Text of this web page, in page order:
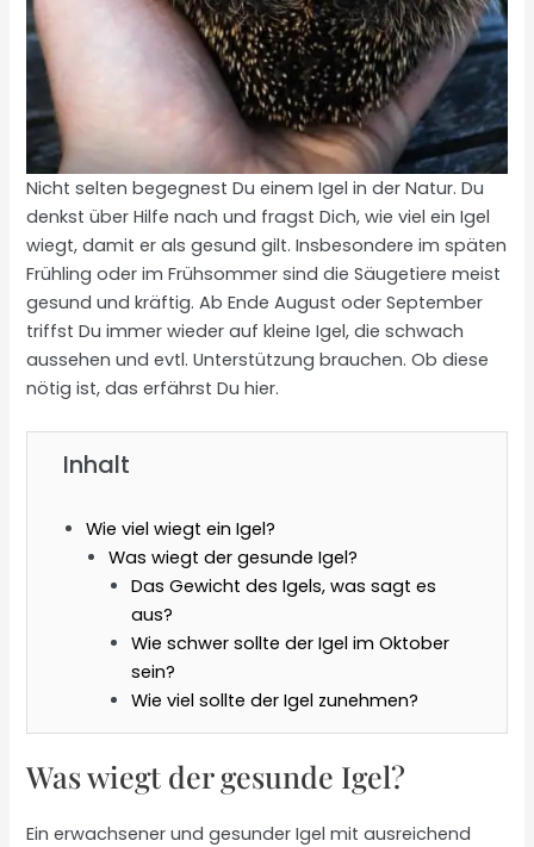
Nicht selten begegnest Du einem Igel in der Natur. Du
denkst über Hilfe nach und fragst Dich, wie viel ein Igel
wiegt, damit er als gesund gilt. Insbesondere im späten
Frühling oder im Frühsommer sind die Säugetiere meist
gesund und kräftig. Ab Ende August oder September
triffst Du immer wieder auf kleine Igel, die schwach
aussehen und evtl. Unterstützung brauchen. Ob diese
nötig ist, das erfährst Du hier.
Inhalt
Wie viel wiegt ein Igel?
Was wiegt der gesunde Igel?
Das Gewicht des Igels, was sagt es
aus?
Wie schwer sollte der Igel im Oktober
sein?
Wie viel sollte der Igel zunehmen?
Was wiegt der gesunde Igel?
Ein erwachsener und gesunder Igel mit ausreichend